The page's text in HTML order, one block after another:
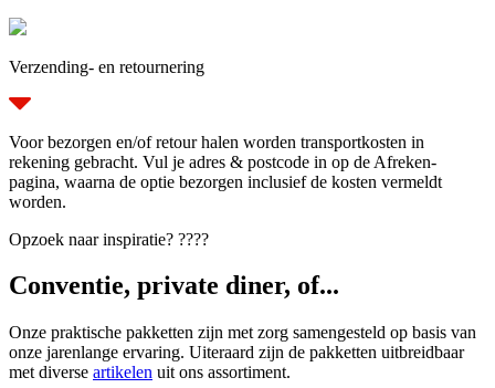
Verzending- en retournering
Voor bezorgen en/of retour halen worden transportkosten in
rekening gebracht. Vul je adres & postcode in op de Afreken-
pagina, waarna de optie bezorgen inclusief de kosten vermeldt
worden.
Opzoek naar inspiratie? ????
Conventie, private diner, of...
Onze praktische pakketten zijn met zorg samengesteld op basis van
onze jarenlange ervaring. Uiteraard zijn de pakketten uitbreidbaar
met diverse artikelen uit ons assortiment.